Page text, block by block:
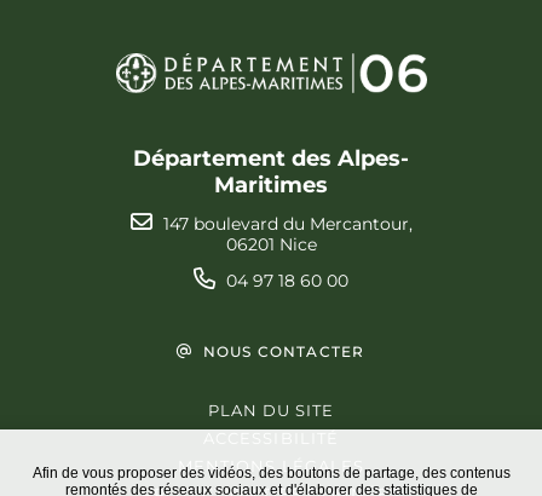
Afin de vous proposer des vidéos, des boutons de partage, des contenus
remontés des réseaux sociaux et d'élaborer des statistiques de
Département des Alpes-
Maritimes
147 boulevard du Mercantour,
06201 Nice
04 97 18 60 00
NOUS CONTACTER
PLAN DU SITE
MENTIONS LÉGALES